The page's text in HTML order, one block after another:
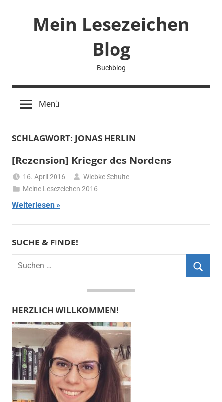
Mein Lesezeichen
Blog
Buchblog
Menü
SCHLAGWORT: JONAS HERLIN
[Rezension] Krieger des Nordens
16. April 2016
Wiebke Schulte
Meine Lesezeichen 2016
Weiterlesen
SUCHE & FINDE!
Suchen
HERZLICH WILLKOMMEN!